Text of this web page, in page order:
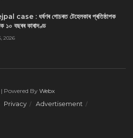
case : ধৰ্ষণৰ গোচৰত টেহেলকাৰ প্ৰতিষ্ঠাপক
১০ বছৰৰ কাৰাদণ্ড
2026
Powered By Webx
Privacy
Advertisement